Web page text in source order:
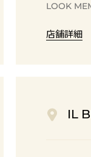
LOOK
店舗詳細
IL